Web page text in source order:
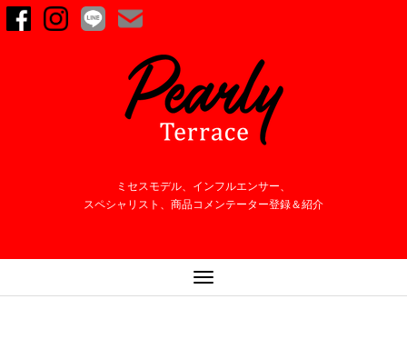
ミセスモデル、インフルエンサー、
スペシャリスト、商品コメンテーター登録＆紹介
ナ
ビ